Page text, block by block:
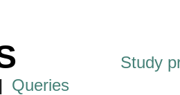
Study
| Queries